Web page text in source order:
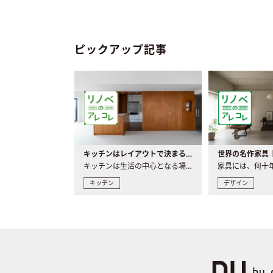
ピックアップ記事
キッチンはレイアウトで決まる。後悔しないための考え方と選び方
キッチンは生活の中心となる場所だからこそ、家の中のどこに置..
キッチン デザイン